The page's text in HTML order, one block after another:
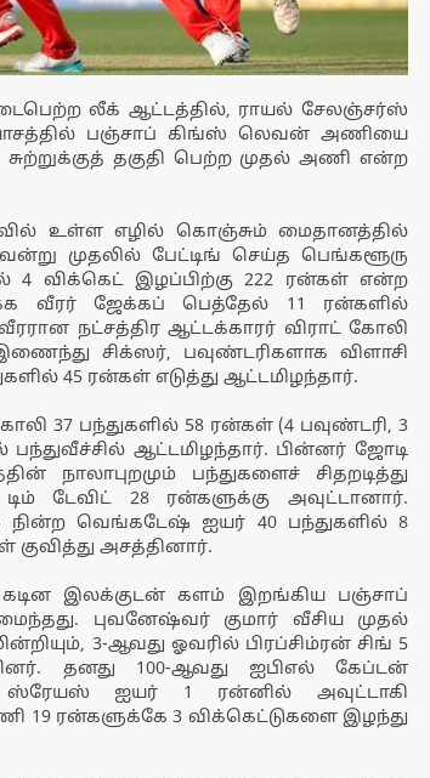
லீக் ஆட்டத்தில், ராயல் சேலஞ்சர்ஸ்
பஞ்சாப் கிங்ஸ் லெவன் அணியை
தகுதி பெற்ற முதல் அணி என்ற
உள்ள எழில் கொஞ்சும் மைதானத்தில்
முதலில் பேட்டிங் செய்த பெங்களூரு
4 விக்கெட் இழப்பிற்கு 222 ரன்கள் என்ற
வீரர் ஜேக்கப் பெத்தேல் 11 ரன்களில்
நட்சத்திர ஆட்டக்காரர் விராட் கோலி
சிக்ஸர், பவுண்டரிகளாக விளாசி
45 ரன்கள் எடுத்து ஆட்டமிழந்தார்.
37 பந்துகளில் 58 ரன்கள் (4 பவுண்டரி, 3
பந்துவீச்சில் ஆட்டமிழந்தார். பின்னர் ஜோடி
பந்துகளைச் சிதறடித்து
டேவிட் 28 ரன்களுக்கு அவுட்டானார்.
வெங்கடேஷ் ஐயர் 40 பந்துகளில் 8
குவித்து அசத்தினார்.
இலக்குடன் களம் இறங்கிய பஞ்சாப்
புவனேஷ்வர் குமார் வீசிய முதல்
3-ஆவது ஓவரில் பிரப்சிம்ரன் சிங் 5
தனது 100-ஆவது ஐபிஎல் கேப்டன்
ஸ்ரேயஸ் ஐயர் 1 ரன்னில் அவுட்டாகி
19 ரன்களுக்கே 3 விக்கெட்டுகளை இழந்து